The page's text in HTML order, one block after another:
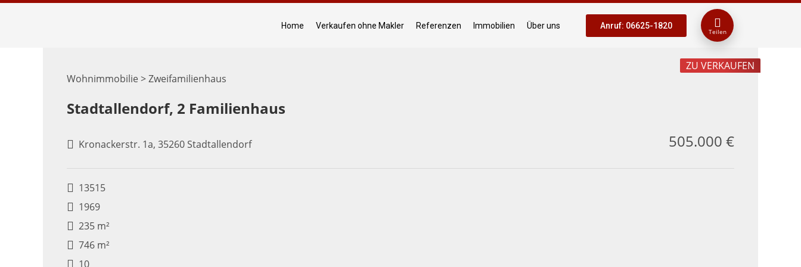
Home Verkaufen ohne Makler Referenzen Immobilien Über uns Anruf: 06625-1820
Teilen
Wohnimmobilie > Zweifamilienhaus
ZU VERKAUFEN
Stadtallendorf, 2 Familienhaus
Kronackerstr. 1a, 35260 Stadtallendorf 505.000 €
13515
1969
235 m²
746 m²
10